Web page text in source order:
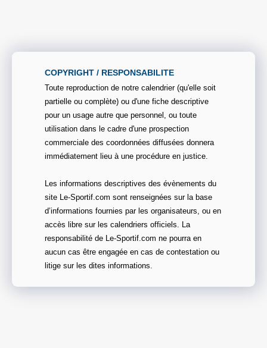
COPYRIGHT / RESPONSABILITE
Toute reproduction de notre calendrier (qu'elle soit
partielle ou complète) ou d'une fiche descriptive
pour un usage autre que personnel, ou toute
utilisation dans le cadre d'une prospection
commerciale des coordonnées diffusées donnera
immédiatement lieu à une procédure en justice.
Les informations descriptives des évènements du
site Le-Sportif.com sont renseignées sur la base
d’informations fournies par les organisateurs, ou en
accès libre sur les calendriers officiels. La
responsabilité de Le-Sportif.com ne pourra en
aucun cas être engagée en cas de contestation ou
litige sur les dites informations.